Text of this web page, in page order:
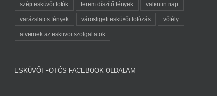
szép esküvői fotók terem díszítő fények valentin nap
varázslatos fények városligeti esküvői fotózás vőfély
átvernek az esküvői szolgáltatók
ESKÜVŐI FOTÓS FACEBOOK OLDALAM